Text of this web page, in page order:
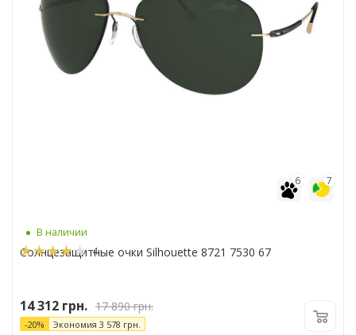
7
6
В наличии
4
Солнцезащитные очки Silhouette 8721 7530 67
14 312 грн. 17 890грн.
-20% Экономия 3 578 грн.